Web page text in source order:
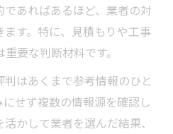
あればあるほど、業者の対
す。特に、見積もりや工事
要な判断材料です。
はあくまで参考情報のひと
せず複数の情報源を確認し
かして業者を選んだ結果、